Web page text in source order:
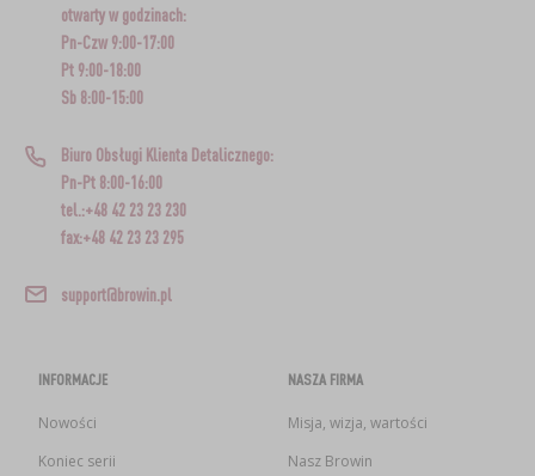
otwarty w godzinach:
Pn-Czw 9:00-17:00
Pt 9:00-18:00
Sb 8:00-15:00
Biuro Obsługi Klienta Detalicznego:
Pn-Pt 8:00-16:00
tel.:+48 42 23 23 230
fax:+48 42 23 23 295
support@browin.pl
INFORMACJE
Nowości
Koniec serii
NASZA FIRMA
Misja, wizja, wartości
Nasz Browin